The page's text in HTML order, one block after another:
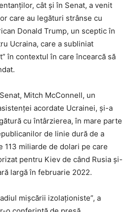
cât și în Senat, a venit
care au legături strânse cu
Donald Trump, un sceptic în
Ucraina, care a subliniat
în contextul în care încearcă să
Mitch McConnell, un
acordate Ucrainei, și-a
cu întârzierea, în mare parte
de linie dură de a
113 miliarde de dolari pe care
pentru Kiev de când Rusia și-
largă în februarie 2022.
mișcării izolaționiste”, a